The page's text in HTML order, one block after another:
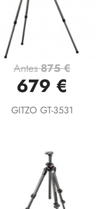
Antes875 €
679 €
GITZO GT-3531